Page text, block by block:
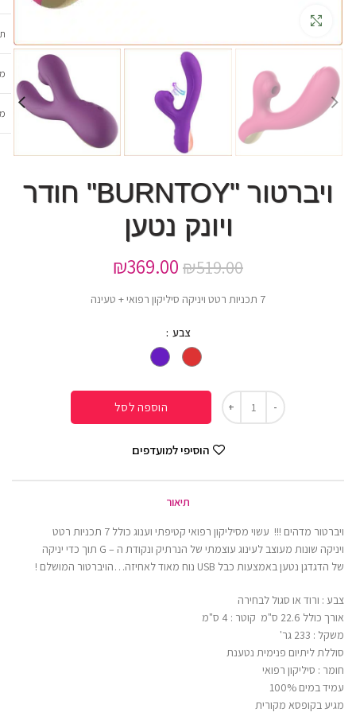
ויברטור "BURNTOY" חודר
ויונק נטען
₪519.00
₪369.00
7 תכניות רטט ויניקה סיליקון רפואי + טעינה
צבע
הוספה לסל
הוסיפי למועדפים
תיאור
ויברטור מדהים !!! עשוי מסיליקון רפואי קטיפתי וענוג כולל 7 תכניות רטט
ויניקה שונות מעוצב לעינוג עוצמתי של הנרתיק ונקודת ה – G תוך כדי יניקה
של הדגדגן נטען באמצעות כבל USB נוח מאוד לאחיזה…הויברטור המושלם !
צבע : ורוד או סגול לבחירה
אורך כולל 22.6 ס"מ קוטר : 4 ס"מ
משקל : 233 גר'
סוללת ליתיום פנימית נטענת
חומר : סיליקון רפואי
עמיד במים 100%
מגיע בקופסא מקורית